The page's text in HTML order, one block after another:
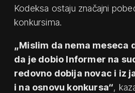
Kodeksa ostaju značajni
konkursima.
„Mislim da nema meseca
da je dobio Informer na
redovno dobija novac i iz
i na osnovu konkursa“,